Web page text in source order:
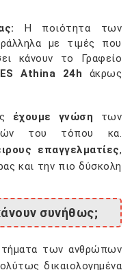
Η ποιότητα των
με τιμές που
κάνουν το Γραφείο
Athina 24h άκρως
έχουμε γνώση των
του τόπου κα.
επαγγελματίες,
και την πιο δύσκολη
συνήθως;
των ανθρώπων
δικαιολογημένα